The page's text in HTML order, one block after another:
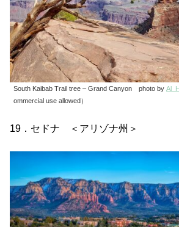
South Kaibab Trail tree – Grand Canyon photo by
ommercial use allowed）
19．セドナ ＜アリゾナ州＞